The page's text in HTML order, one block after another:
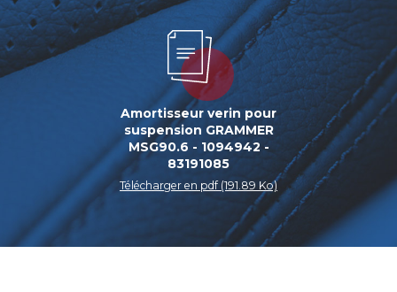
Amortisseur verin pour
suspension GRAMMER
MSG90.6 - 1094942 -
83191085
Télécharger en pdf (191.89 Ko)